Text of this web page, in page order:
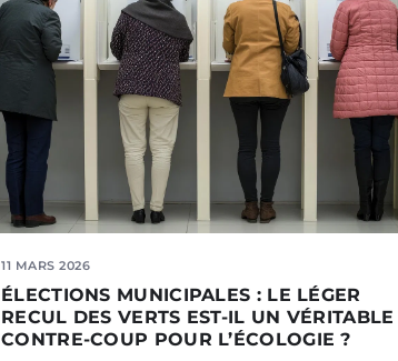
11 MARS 2026
ÉLECTIONS MUNICIPALES : LE LÉGER
RECUL DES VERTS EST-IL UN VÉRITABLE
CONTRE-COUP POUR L’ÉCOLOGIE ?